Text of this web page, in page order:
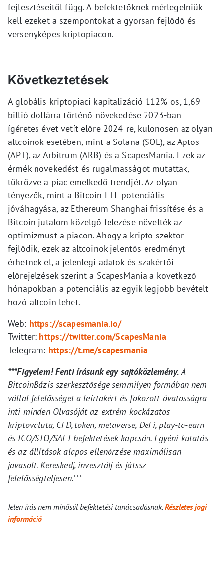
fejlesztéseitől függ. A befektetőknek mérlegelniük
kell ezeket a szempontokat a gyorsan fejlődő és
versenyképes kriptopiacon.
Következtetések
A globális kriptopiaci kapitalizáció 112%-os, 1,69
billió dollárra történő növekedése 2023-ban
ígéretes évet vetít előre 2024-re, különösen az olyan
altcoinok esetében, mint a Solana (SOL), az Aptos
(APT), az Arbitrum (ARB) és a ScapesMania. Ezek az
érmék növekedést és rugalmasságot mutattak,
tükrözve a piac emelkedő trendjét. Az olyan
tényezők, mint a Bitcoin ETF potenciális
jóváhagyása, az Ethereum Shanghai frissítése és a
Bitcoin jutalom közelgő felezése növelték az
optimizmust a piacon. Ahogy a kripto szektor
fejlődik, ezek az altcoinok jelentős eredményt
érhetnek el, a jelenlegi adatok és szakértői
előrejelzések szerint a ScapesMania a következő
hónapokban a potenciális az egyik legjobb bevételt
hozó altcoin lehet.
Web: https://scapesmania.io/
Twitter: https://twitter.com/ScapesMania
Telegram: https://t.me/scapesmania
***Figyelem! Fenti írásunk egy sajtóközlemény.A
BitcoinBázis szerkesztősége semmilyen formában nem
vállal felelősséget a leírtakért és fokozott óvatosságra
inti minden Olvasóját az extrém kockázatos
kriptovaluta, CFD, token, metaverse, DeFi, play-to-earn
és ICO/STO/SAFT befektetések kapcsán. Egyéni kutatás
és az állítások alapos ellenőrzése maximálisan
javasolt. Kereskedj, invesztálj és játssz
felelősségteljesen.***
Jelen írás nem minősül befektetési tanácsadásnak.Részletes jogi
információ